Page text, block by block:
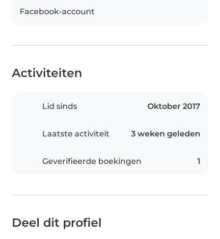
Facebook-account
Activiteiten
Lid sinds Oktober 2017
Laatste activiteit 3 weken geleden
Geverifieerde boekingen 1
Deel dit profiel